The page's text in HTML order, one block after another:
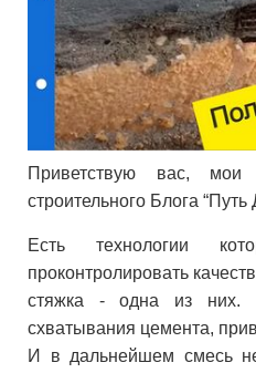
Приветствую вас,
строительного Блога “Путь
Есть технологии
проконтролировать
стяжка - одна из них.
схватывания цемента,
И в дальнейшем смесь